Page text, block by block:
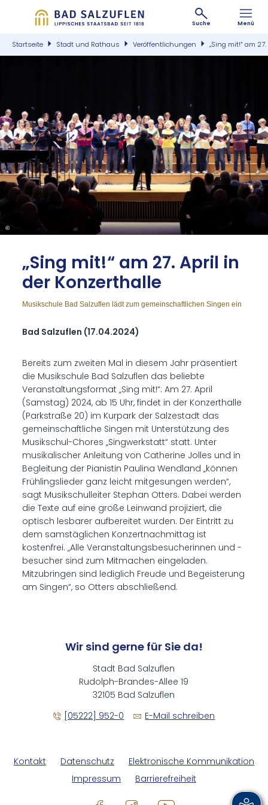
Suche Menü
Startseite Stadt und Rathaus Veröffentlichungen „Sing mit!“ am
©
„Sing mit!“ am 27. April in
der Kon­zert­hal­le
Musikschule Bad Salzuflen lädt zum gemeinschaftlichen Singen ein
Bad Salzuflen (17.04.2024)
Bereits zum zweiten Mal in diesem Jahr präsentiert
die Musikschule Bad Salzuflen das beliebte
Veranstaltungsformat „Sing mit!“: Am 27. April
(Samstag) 2024, ab 15 Uhr, findet in der Konzerthalle
(Parkstraße 20) im Kurpark der Salzestadt das
gemeinschaftliche Singen mit Unterstützung des
Musikschul-Chores „Singwerkstatt“ statt. Unter
musikalischer Anleitung von Catherine Jolles und in
Begleitung der Pianistin Paulina Wendland „können
Frühlingslieder ganz leicht mitgesungen werden“,
sagt Musikschulleiter Stephan Otters. Dabei werden
die Texte auf eine große Leinwand projiziert, die
optisch lesbarer aufbereitet wurden. Der Eintritt zu
dem samstäglichen Konzertnachmittag ist
kostenfrei. „Alle Veranstaltungsbesucherinnen und -
besucher sind zum Mitmachen eingeladen.
Mitzubringen sind lediglich Freude und Begeisterung
am Singen“, so Otters abschließend.
Wir sind gerne für Sie da!
Stadt Bad Salzuflen
Rudolph-Brandes-Allee 19
32105 Bad Salzuflen
[05222] 952-0
E-Mail schreiben
Kontakt Datenschutz
Elektronische Kommunikation
Impressum
Barrierefreiheit